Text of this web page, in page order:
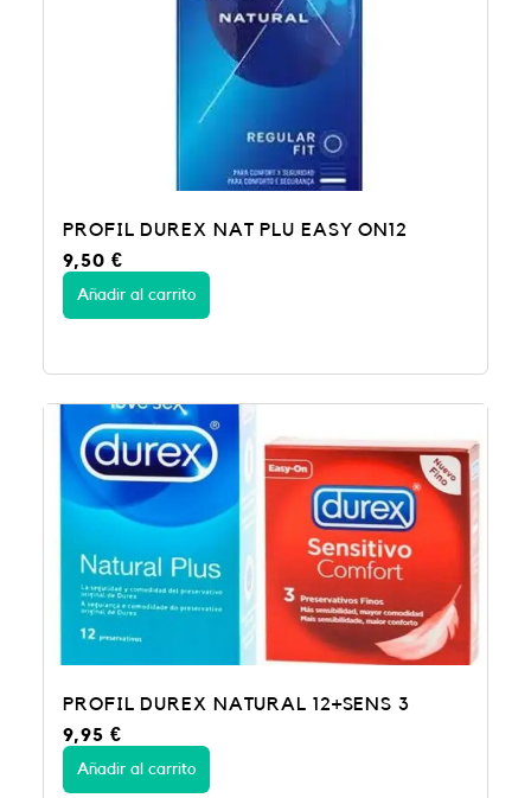
PROFIL DUREX NAT PLU EASY ON12
9,50 €
Añadir al carrito
PROFIL DUREX NATURAL 12+SENS 3
9,95 €
Añadir al carrito